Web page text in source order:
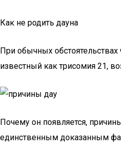
Как не родить дауна
При обычных
известный как трисомия 21,
Почему он появляется,
единственным доказанным